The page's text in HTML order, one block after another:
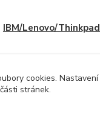
IBM/Lenovo/Thinkpad
cookies. Nastavení
stránek.